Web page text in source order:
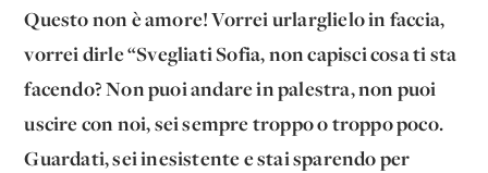
Questo non è amore! Vorrei urlarglielo in faccia,
vorrei dirle “Svegliati Sofia, non capisci cosa ti sta
facendo? Non puoi andare in palestra, non puoi
uscire con noi, sei sempre troppo o troppo poco.
Guardati, sei inesistente e stai sparendo per